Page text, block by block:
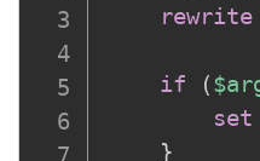
rewrite
if (
set
}